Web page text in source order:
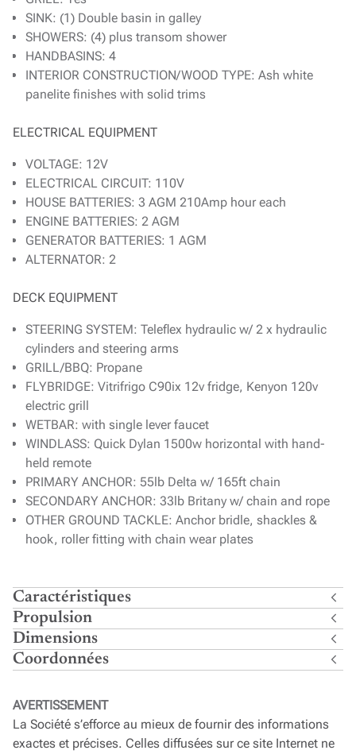
SINK: (1) Double basin in galley
SHOWERS: (4) plus transom shower
HANDBASINS: 4
INTERIOR CONSTRUCTION/WOOD TYPE: Ash white
panelite finishes with solid trims
ELECTRICAL EQUIPMENT
VOLTAGE: 12V
ELECTRICAL CIRCUIT: 110V
HOUSE BATTERIES: 3 AGM 210Amp hour each
ENGINE BATTERIES: 2 AGM
GENERATOR BATTERIES: 1 AGM
ALTERNATOR: 2
DECK EQUIPMENT
STEERING SYSTEM: Teleflex hydraulic w/ 2 x hydraulic
cylinders and steering arms
GRILL/BBQ: Propane
FLYBRIDGE: Vitrifrigo C90ix 12v fridge, Kenyon 120v
electric grill
WETBAR: with single lever faucet
WINDLASS: Quick Dylan 1500w horizontal with hand-
held remote
PRIMARY ANCHOR: 55lb Delta w/ 165ft chain
SECONDARY ANCHOR: 33lb Britany w/ chain and rope
OTHER GROUND TACKLE: Anchor bridle, shackles &
hook, roller fitting with chain wear plates
Caractéristiques
Propulsion
Dimensions
Coordonnées
AVERTISSEMENT
La Société s’efforce au mieux de fournir des informations
exactes et précises. Celles diffusées sur ce site Internet ne